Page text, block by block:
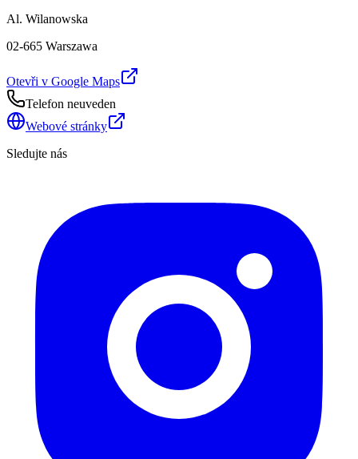
Al. Wilanowska
02-665 Warszawa
Otevři v Google Maps
Telefon neuveden
Webové stránky
Sledujte nás